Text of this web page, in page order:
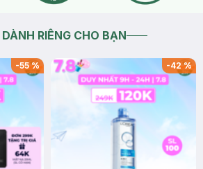
RIÊNG CHO BẠN
-55% -42%